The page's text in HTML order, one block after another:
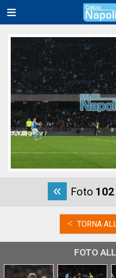
« Foto 102
< TORNA
FOTO